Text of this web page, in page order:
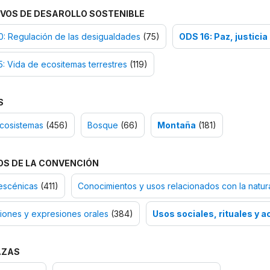
DE DESAROLLO SOSTENIBLE
Regulación de las desigualdades (75) ODS 16: Paz,
Vida de ecositemas terrestres (119)
(456) Bosque (66) Montaña (181)
DE LA CONVENCIÓN
(411) Conocimientos y usos relacionados con la
y expresiones orales (384) Usos sociales, rituales y